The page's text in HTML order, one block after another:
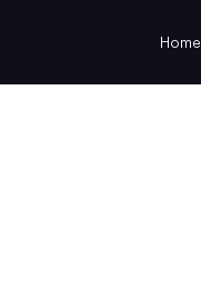
Home